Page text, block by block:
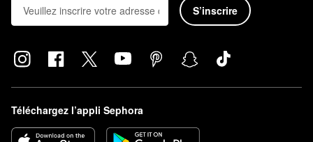
S’inscrire
Téléchargez l’appli Sephora